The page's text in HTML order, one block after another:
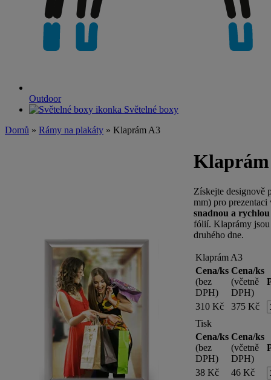
Outdoor
Světelné boxy
Domů » Rámy na plakáty » Klaprám A3
Získejte designově
mm) pro
snadnou a
fólií. Klaprámy jsou
druhého dne.
Klaprám A3
Cena/ks
(bez
DPH)
Cena/ks
(včetně
DPH)
310 Kč
375 Kč
Tisk
Cena/ks
(bez
DPH)
Cena/ks
(včetně
DPH)
38 Kč 46 Kč